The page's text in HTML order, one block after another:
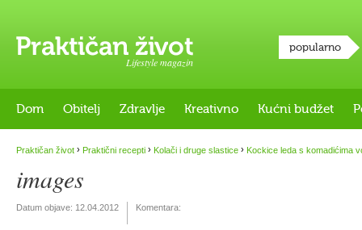
Lifestyle magazin
popularno
Dom Obitelj Zdravlje Kreativno Kućni budžet
Praktičan život › Praktični recepti › Kolači i druge slastice › Kockice leda s komadićima
images
Datum objave: 12.04.2012 Komentara: